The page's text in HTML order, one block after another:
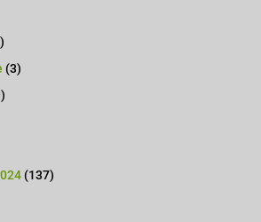
(3)
(137)